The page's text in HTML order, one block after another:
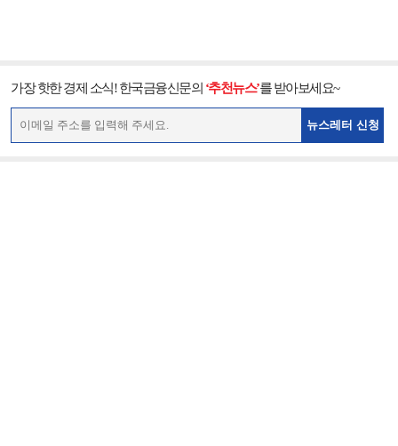
가장 핫한 경제 소식! 한국금융신문의 ‘추천뉴스’를 받아보세요~
뉴스레터 신청